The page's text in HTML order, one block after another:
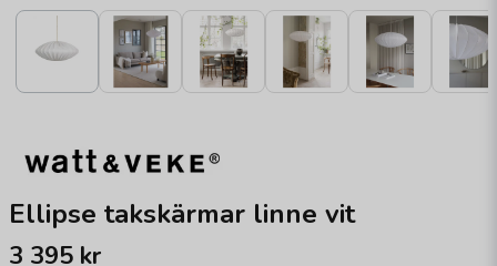
Ellipse takskärmar linne vit
3 395 kr